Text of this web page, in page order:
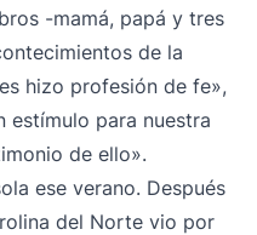
-mamá, papá y tres
de la
hizo profesión de fe»,
estímulo para nuestra
de ello».
ese verano. Después
del Norte vio por